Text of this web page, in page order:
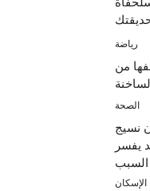
رياضة
من
الصحة
نسيج
يفسر
السبب
الإسكان